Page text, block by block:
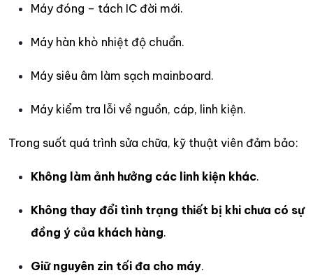
Máy đóng – tách IC đời mới.
Máy hàn khò nhiệt độ chuẩn.
Máy siêu âm làm sạch mainboard.
Máy kiểm tra lỗi về nguồn, cáp, linh kiện.
Trong suốt quá trình sửa chữa, kỹ thuật viên đảm bảo:
Không làm ảnh hưởng các linh kiện khác.
Không thay đổi tình trạng thiết bị khi chưa có sự
đồng ý của khách hàng.
Giữ nguyên zin tối đa cho máy.